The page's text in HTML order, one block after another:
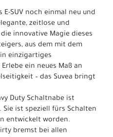
E-SUV noch einmal neu und
zeitlose und
innovative Magie dieses
aus dem mit dem
einzigartiges
ein neues Maß an
– das Suvea bringt
Duty Schaltnabe ist
ist speziell fürs Schalten
entwickelt worden.
bremst bei allen